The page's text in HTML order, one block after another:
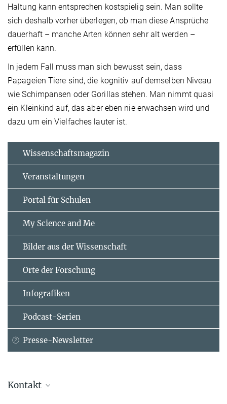
Haltung kann entsprechen kostspielig sein. Man sollte
sich deshalb vorher überlegen, ob man diese Ansprüche
dauerhaft – manche Arten können sehr alt werden –
erfüllen kann.
In jedem Fall muss man sich bewusst sein, dass
Papageien Tiere sind, die kognitiv auf demselben Niveau
wie Schimpansen oder Gorillas stehen. Man nimmt quasi
ein Kleinkind auf, das aber eben nie erwachsen wird und
dazu um ein Vielfaches lauter ist.
Wissenschaftsmagazin
Veranstaltungen
Portal für Schulen
My Science and Me
Bilder aus der Wissenschaft
Orte der Forschung
Infografiken
Podcast-Serien
Presse-Newsletter
Kontakt